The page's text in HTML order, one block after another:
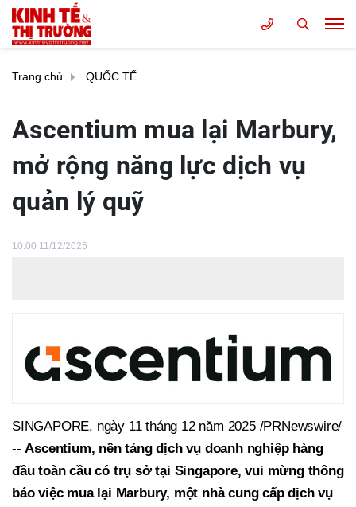
Trang chủ QUỐC TẾ
Ascentium mua lại Marbury,
mở rộng năng lực dịch vụ
quản lý quỹ
10:00 11/12/2025
SINGAPORE, ngày 11 tháng 12 năm 2025 /PRNewswire/
--Ascentium, nền tảng dịch vụ doanh nghiệp hàng
đầu toàn cầu có trụ sở tại Singapore, vui mừng thông
báo việc mua lại Marbury, một nhà cung cấp dịch vụ